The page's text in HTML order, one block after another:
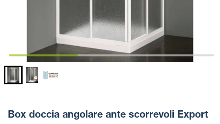
Box doccia angolare ante scorrevoli Export